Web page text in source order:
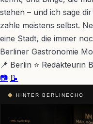
stehen – und ich sage
zahle meistens selbst.
eine Stadt, die immer
Berliner Gastronomie
📍 Berlin ⭐ Redakteurin
📷 📝
◆ HINTER BERLINECHO